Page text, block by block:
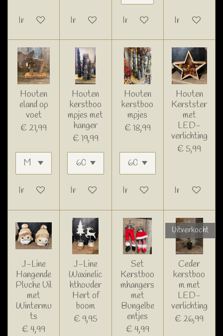
In winkelwagen In winkelwagen In winkelwagen In
Houten
eland op
voet
€ 21,99
In winkelwagen
Houten
kerstboo
mpjes met
hanger
€ 19,99
In winkelwagen
Houten
kerstboo
mpjes
€ 18,99
In winkelwagen
Houten
Kerstster
met
LED-
verlichting
€ 5,99
In
J-Line
Hangende
Pluche Uil
met
Wintermu
ts
€ 4,99
J-Line
Waxinelic
hthouder
Hert of
boom
€ 9,95
Set
Kerstboo
mhangers
met
Bungelbe
entjes
€ 4,99
Uitverkocht
Ceder
kerstboo
m met
LED-
verlichting
€ 26,99